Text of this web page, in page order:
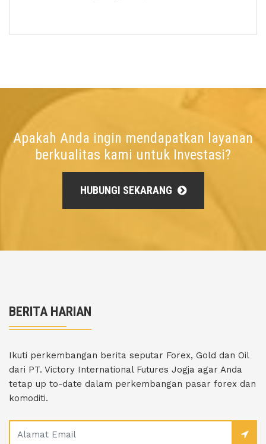
Apakah Anda ingin mendapatkan layanan
berkualitas kami untuk Investasi?
HUBUNGI SEKARANG
BERITA HARIAN
Ikuti perkembangan berita seputar Forex, Gold dan Oil
dari PT. Victory International Futures Jogja agar Anda
tetap up to-date dalam perkembangan pasar forex dan
komoditi.